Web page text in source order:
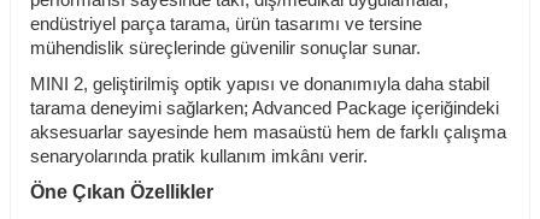
endüstriyel parça tarama, ürün tasarımı ve tersine
mühendislik süreçlerinde güvenilir sonuçlar sunar.
MINI 2, geliştirilmiş optik yapısı ve donanımıyla daha stabil
tarama deneyimi sağlarken; Advanced Package içeriğindeki
aksesuarlar sayesinde hem masaüstü hem de farklı çalışma
senaryolarında pratik kullanım imkânı verir.
Öne Çıkan Özellikler